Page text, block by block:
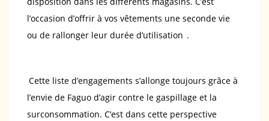
l’occasion d’offrir à vos vêtements une seconde vie
ou de rallonger leur durée d’utilisation .
Cette liste d’engagements s’allonge toujours grâce à
l’envie de Faguo d’agir contre le gaspillage et la
surconsommation. C’est dans cette perspective